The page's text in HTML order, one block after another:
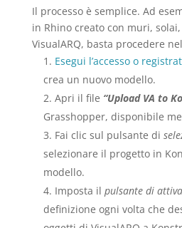
Il processo è semplice. Ad
in Rhino creato con muri,
VisualARQ, basta procedere
Esegui l’accesso o
crea un nuovo modello.
Apri il file “Upload VA to
Grasshopper, disponibile
Fai clic sul pulsante di
selezionare il progetto in
modello.
Imposta il pulsante di
definizione ogni volta che